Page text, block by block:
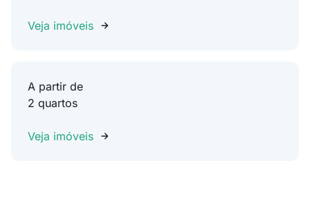
Veja imóveis
A partir de
2 quartos
Veja imóveis